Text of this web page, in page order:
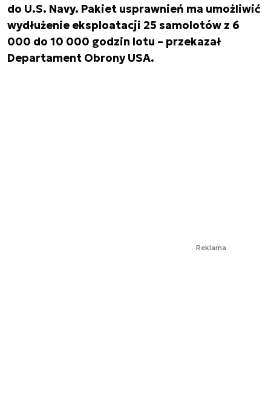
do U.S. Navy. Pakiet usprawnień ma umożliwić
wydłużenie eksploatacji 25 samolotów z 6
000 do 10 000 godzin lotu – przekazał
Departament Obrony USA.
Reklama